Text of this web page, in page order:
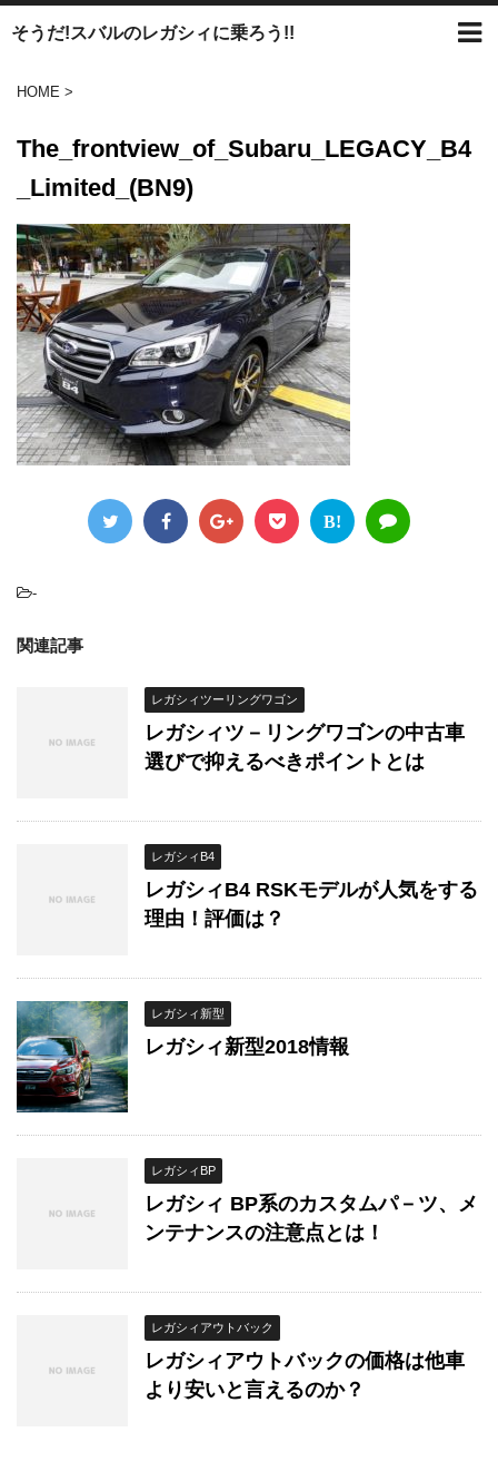
そうだ!スバルのレガシィに乗ろう!!
HOME >
The_frontview_of_Subaru_LEGACY_B4
_Limited_(BN9)
B!
-
関連記事
レガシィツーリングワゴン
レガシィツ－リングワゴンの中古車
選びで抑えるべきポイントとは
レガシィB4
レガシィB4 RSKモデルが人気をする
理由！評価は？
レガシィ新型
レガシィ新型2018情報
レガシィBP
レガシィ BP系のカスタムパ－ツ、メ
ンテナンスの注意点とは！
レガシィアウトバック
レガシィアウトバックの価格は他車
より安いと言えるのか？